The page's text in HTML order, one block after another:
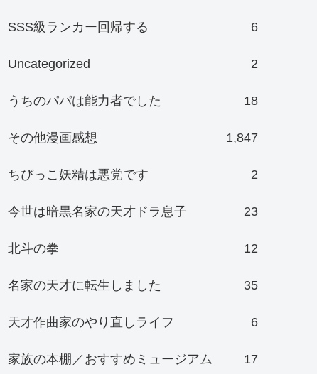
SSS級ランカー回帰する 6
Uncategorized 2
うちのパパは能力者でした 18
その他漫画感想 1,847
ちびっこ妖精は悪党です 2
今世は暗黒名家の天才ドラ息子 23
北斗の拳 12
名家の天才に転生しました 35
天才作曲家のやり直しライフ 6
家族の本棚／おすすめミュージアム 17